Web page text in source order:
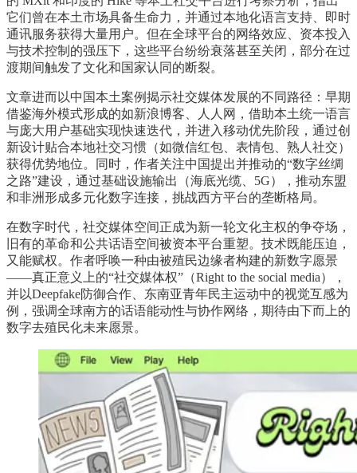
它们曾在本土市场具备生命力，并通过本地化语言支持、即时
通讯服务获得大量用户。但在全球平台的网络效应、资本投入
与技术控制的强压下，这些平台纷纷衰落甚至关闭，部分在过
渡期间触发了文化和国家认同的断裂。
文章进而以中国本土案例揭示社交媒体发展的不同路径：早期
借鉴海外模式形成的如新浪博客、人人网，借助本土统一语言
与庞大用户基础实现快速迭代，并进入移动优先阶段，通过创
新设计贴合本地社交习惯（如微信红包、表情包、熟人社交）
获得优势地位。同时，作者关注中国提出并推动的“数字丝绸
之路”建设，通过基础设施输出（海底光缆、5G），推动东盟
和非洲形成多元化数字连接，挑战西方平台的垄断格局。
在数字时代，社交媒体空间正成为新一轮文化主权的争夺场，
旧有的革命和公共话语空间被资本平台重塑。技术既能压迫，
又能赋权。作者呼唤一种由被殖民边缘者构建的新数字愿景
——真正意义上的“社交媒体权”（Right to the social media），
并以Deepfake防御合作、东南亚青年民主运动中的视觉互感为
例，强调全球南方的话语能动性与协作网络，期待由下而上的
数字去殖民化未来愿景。